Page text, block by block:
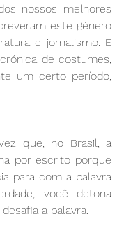
nossos melhores
este género
e jornalismo. E
de costumes,
um certo período,
que, no Brasil, a
por escrito porque
para com a palavra
você detona
a palavra.